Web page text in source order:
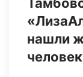
нашли
человек